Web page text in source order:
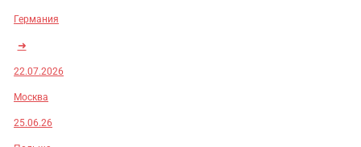
Германия
➜
22.07.2026
Москва
25.06.26